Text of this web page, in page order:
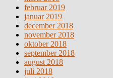
februar 2019
januar 2019
december 2018
november 2018
oktober 2018
september 2018
august 2018
juli 2018